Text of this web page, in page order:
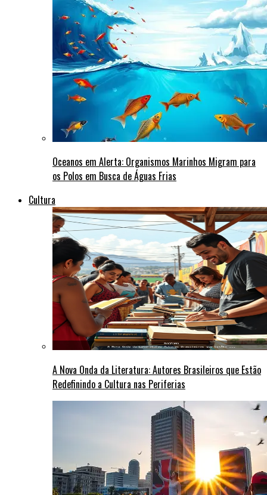
Oceanos em Alerta: Organismos Marinhos Migram para
os Polos em Busca de Águas Frias
Cultura
A Nova Onda da Literatura: Autores Brasileiros que Estão
Redefinindo a Cultura nas Periferias